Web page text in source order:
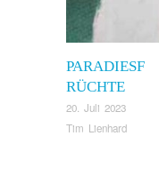
PARADIESF
RÜCHTE
20. Juli 2023
Tim Lienhard